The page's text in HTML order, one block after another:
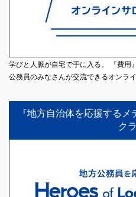
学びと人脈が自宅で手に入る。 『費用
公務員のみなさんが交流できるオンライ
『地方自治体を応援する
ク